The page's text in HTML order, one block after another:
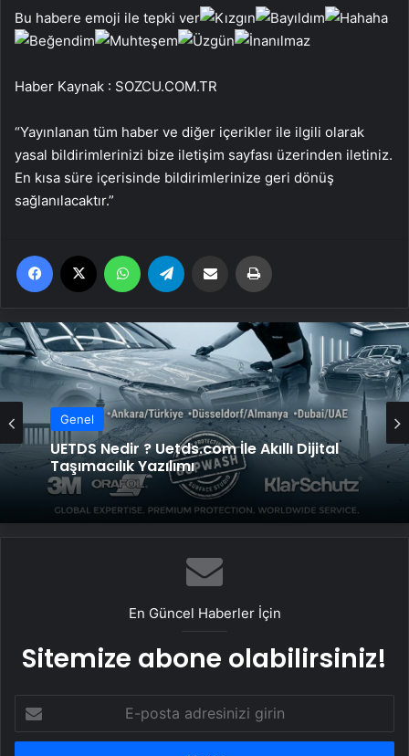
Bu habere emoji ile tepki ver
Haber Kaynak : SOZCU.COM.TR
“Yayınlanan tüm haber ve diğer içerikler ile ilgili olarak
yasal bildirimlerinizi bize iletişim sayfası üzerinden iletiniz.
En kısa süre içerisinde bildirimlerinize geri dönüş
sağlanılacaktır.”
Facebook WhatsApp Email'den paylaş
Genel
UETDS Nedir ? Uetds.com İle Akıllı Dijital
Taşımacılık Yazılımı
En Güncel Haberler İçin
Sitemize abone olabilirsiniz!
posta
adresinizi